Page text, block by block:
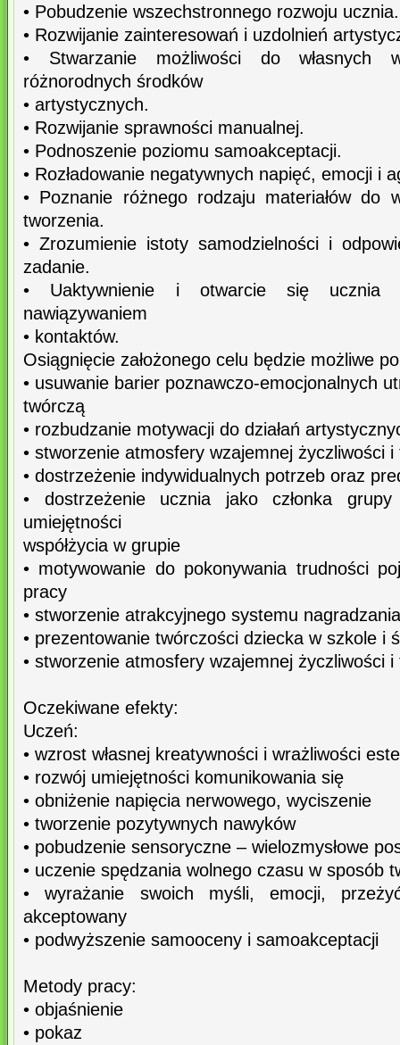
• Pobudzenie wszechstronnego rozwoju ucznia.
• Rozwijanie zainteresowań i uzdolnień
• Stwarzanie możliwości do własnych
różnorodnych środków
• artystycznych.
• Rozwijanie sprawności manualnej.
• Podnoszenie poziomu samoakceptacji.
• Rozładowanie negatywnych napięć, emocji i
• Poznanie różnego rodzaju materiałów do
tworzenia.
• Zrozumienie istoty samodzielności i
zadanie.
• Uaktywnienie i otwarcie się ucznia
nawiązywaniem
• kontaktów.
Osiągnięcie założonego celu będzie możliwe
• usuwanie barier poznawczo-emocjonalnych
twórczą
• rozbudzanie motywacji do działań
• stworzenie atmosfery wzajemnej życzliwości i
• dostrzeżenie indywidualnych potrzeb oraz
• dostrzeżenie ucznia jako członka
umiejętności
współżycia w grupie
• motywowanie do pokonywania trudności
pracy
• stworzenie atrakcyjnego systemu nagradzania
• prezentowanie twórczości dziecka w szkole i
• stworzenie atmosfery wzajemnej życzliwości i
Oczekiwane efekty:
Uczeń:
• wzrost własnej kreatywności i wrażliwości
• rozwój umiejętności komunikowania się
• obniżenie napięcia nerwowego, wyciszenie
• tworzenie pozytywnych nawyków
• pobudzenie sensoryczne – wielozmysłowe
• uczenie spędzania wolnego czasu w sposób
• wyrażanie swoich myśli, emocji,
akceptowany
• podwyższenie samooceny i samoakceptacji
Metody pracy:
• objaśnienie
• pokaz